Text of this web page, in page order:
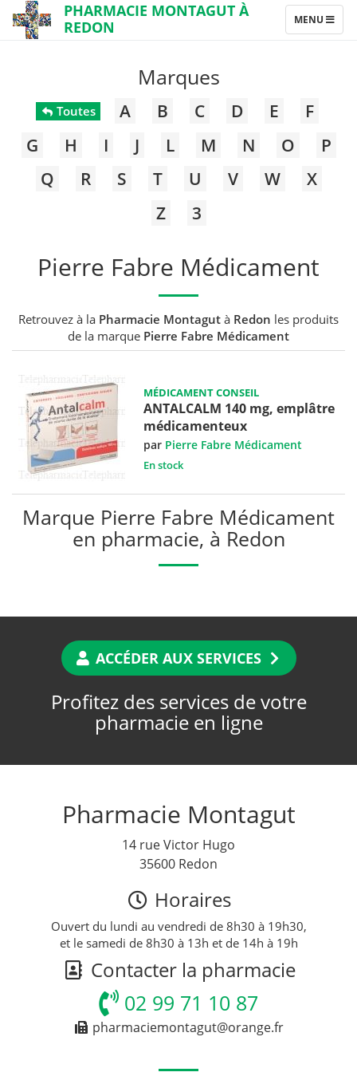
PHARMACIE MONTAGUT À
REDON
TOGGLE
NAVIGATION
MENU
Marques
Toutes A B C D E
F
G
H I J L M N O
P
Q
R S T U V W
X
Z
3
Pierre Fabre Médicament
Retrouvez à la Pharmacie Montagut à Redon les produits
de la marque Pierre Fabre Médicament
MÉDICAMENT CONSEIL
ANTALCALM 140 mg, emplâtre
médicamenteux
par Pierre Fabre Médicament
En stock
Marque Pierre Fabre Médicament
en pharmacie, à Redon
ACCÉDER AUX SERVICES
Profitez des services de votre
pharmacie en ligne
Pharmacie Montagut
14 rue Victor Hugo
35600 Redon
Horaires
Ouvert du lundi au vendredi de 8h30 à 19h30,
et le samedi de 8h30 à 13h et de 14h à 19h
Contacter la pharmacie
02 99 71 10 87
pharmaciemontagut@orange.fr